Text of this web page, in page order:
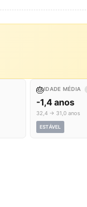
🎂IDADE MÉDIA
-1,4 anos
32,4 → 31,0 anos
ESTÁVEL